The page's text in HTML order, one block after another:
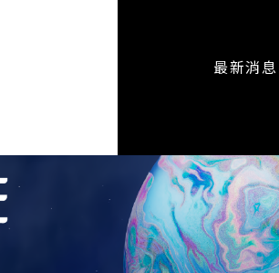
最新消息
即時新聞